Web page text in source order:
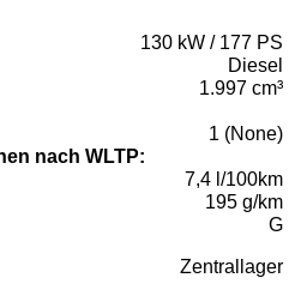
130 kW / 177 PS
Diesel
1.997 cm³
1 (None)
nach WLTP:
7,4 l/100km
195 g/km
G
Zentrallager